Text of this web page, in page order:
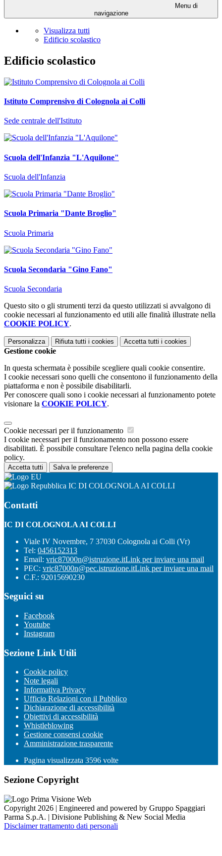
Menu di
navigazione
Visualizza tutti
Edificio scolastico
Edificio scolastico
Istituto Comprensivo di Colognola ai Colli
Sede centrale dell'Istituto
Scuola dell'Infanzia "L'Aquilone"
Scuola dell'Infanzia
Scuola Primaria "Dante Broglio"
Scuola Primaria
Scuola Secondaria "Gino Fano"
Scuola Secondaria
Questo sito o gli strumenti terzi da questo utilizzati si avvalgono di
cookie necessari al funzionamento ed utili alle finalità illustrate nella
COOKIE POLICY.
Personalizza Rifiuta tutti i cookies Accetta tutti i cookies
Gestione cookie
In questa schermata è possibile scegliere quali cookie consentire.
I cookie necessari sono quelli che consentono il funzionamento della
piattaforma e non è possibile disabilitarli.
Per conoscere quali sono i cookie necessari al funzionamento potete
visionare la COOKIE POLICY.
Cookie necessari per il funzionamento
I cookie necessari per il funzionamento non possono essere
disabilitati. È possibile consultare l'elenco nella pagina della cookie
policy.
Accetta tutti Salva le preferenze
IC DI COLOGNOLA AI COLLI
Contatti
IC DI COLOGNOLA AI COLLI
Viale IV Novembre, 7 37030 Colognola ai Colli (Vr)
Tel: 0456152313
Email: vric87000n@istruzione.itLink per inviare una mail
PEC: vric87000n@pec.istruzione.itLink per inviare una mail
C.F.: 92015690230
Seguici su
Facebook
Youtube
Instagram
Sezione Link Utili
Cookie policy
Note legali
Informativa Privacy
Ufficio Relazioni con il Pubblico
Dichiarazione di accessibilità
Obiettivi di accessibilità
Whistleblowing
Gestione consensi cookie
Amministrazione trasparente
Pagina visualizzata 3596 volte
Sezione Copyright
Copyright 2026 | Engineered and powered by Gruppo Spaggiari
Parma S.p.A. | Divisione Publishing & New Social Media
Disclaimer trattamento dati personali